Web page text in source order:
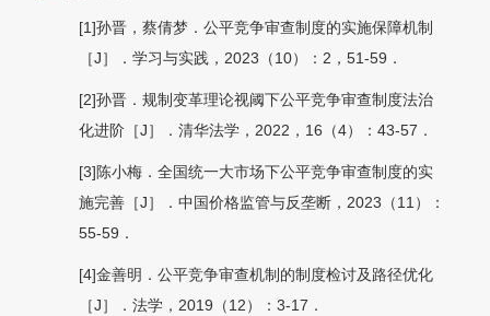
[1]孙晋，蔡倩梦．公平竞争审查制度的实施保障机制
［J］．学习与实践，2023（10）：2，51-59．
[2]孙晋．规制变革理论视阈下公平竞争审查制度法治
化进阶［J］．清华法学，2022，16（4）：43-57．
[3]陈小梅．全国统一大市场下公平竞争审查制度的实
施完善［J］．中国价格监管与反垄断，2023（11）：
55-59．
[4]金善明．公平竞争审查机制的制度检讨及路径优化
［J］．法学，2019（12）：3-17．